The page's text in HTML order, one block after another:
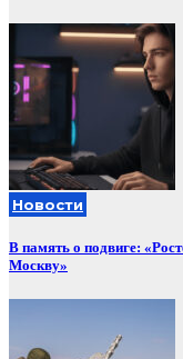
Новости
В память о подвиге:
Москву»